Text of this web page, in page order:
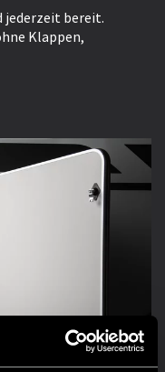
jederzeit bereit.
Klappen,